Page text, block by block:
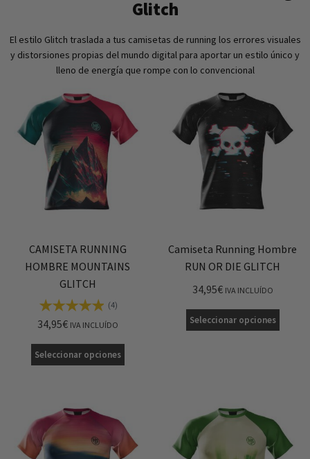
Glitch
El estilo Glitch traslada a tus camisetas de running los errores visuales
y distorsiones propias del mundo digital para aportar un estilo único y
lleno de energía que rompe con lo convencional
CAMISETA RUNNING
HOMBRE MOUNTAINS
GLITCH
(4)
34,95€ IVA INCLUÍDO
Seleccionar opciones
Camiseta Running Hombre
RUN OR DIE GLITCH
34,95€ IVA INCLUÍDO
Seleccionar opciones